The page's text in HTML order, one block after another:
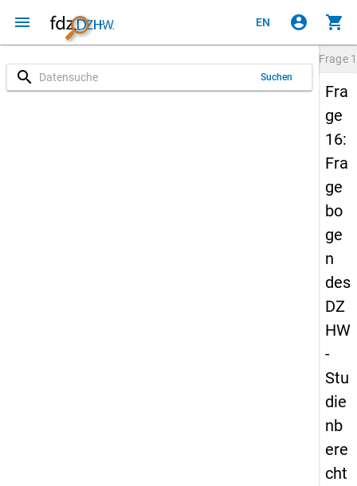
menu EN account_circle shopping_cart
search Suchen
Frage
Fra
ge
16:
Fra
ge
bo
ge
n
des
DZ
HW
-
Stu
die
nb
ere
cht